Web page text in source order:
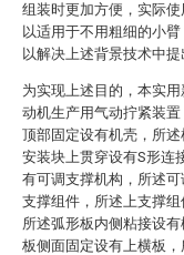
组装时更加方便，实际
以适用于不用粗细的小
以解决上述背景技术中提
为实现上述目的，本实
动机生产用气动拧紧装
顶部固定设有机壳，所
安装块上贯穿设有S形连
有可调支撑机构，所述
支撑组件，所述上支撑
所述弧形板内侧粘接设
板侧面固定设有上横板